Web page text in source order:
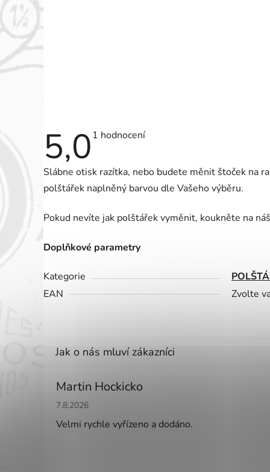
5,0 Průměrné
5,0
5
1 hodnocení
Slábne otisk razítka, nebo budete měnit štoček na
polštářek naplněný barvou dle Vašeho výběru.
Pokud nevíte jak polštářek vyměnit, koukněte na
Doplňkové parametry
Kategorie
EAN
Zvolte
Martin Hockicko
Hodnocení obchodu je 5 z 5 hvězdiček.
7.8.2026
Velmi rychle vyřízeno a dodáno.